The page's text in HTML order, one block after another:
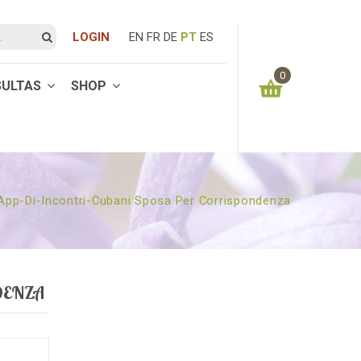
LOGIN EN FR DE PT ES
SHOP
0
0.00 €
Di-Incontri-Cubani Sposa Per Corrispondenza